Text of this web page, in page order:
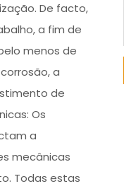
De facto,
a fim de
menos de
a
de
Os
a
mecânicas
Todas estas